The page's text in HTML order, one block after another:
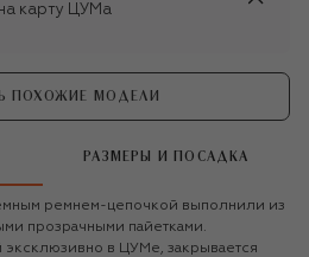
карту ЦУМа
ПОХОЖИЕ МОДЕЛИ
РАЗМЕРЫ И ПОСАДКА
ремнем-цепочкой выполнили из
прозрачными пайетками.
в ЦУМе, закрывается